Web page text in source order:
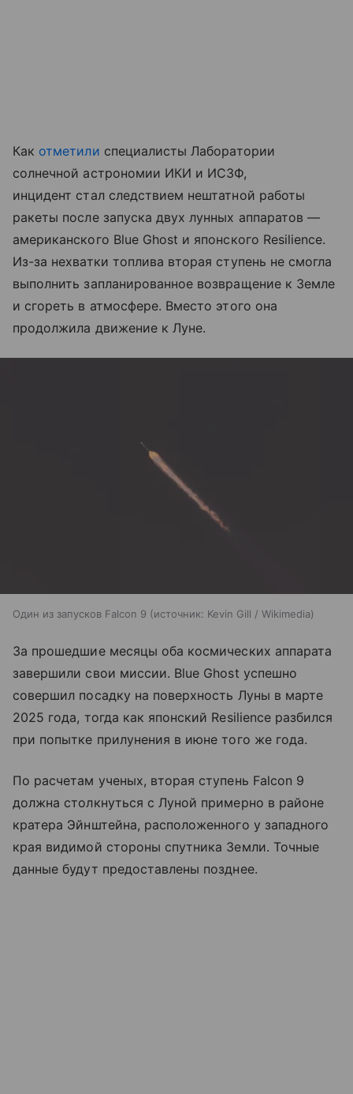
Как отметили специалисты Лаборатории
солнечной астрономии ИКИ и ИСЗФ,
инцидент стал следствием нештатной работы
ракеты после запуска двух лунных аппаратов —
американского Blue Ghost и японского Resilience.
Из-за нехватки топлива вторая ступень не смогла
выполнить запланированное возвращение к Земле
и сгореть в атмосфере. Вместо этого она
продолжила движение к Луне.
Один из запусков Falcon 9 источник: Kevin Gill / Wikimedia
За прошедшие месяцы оба космических аппарата
завершили свои миссии. Blue Ghost успешно
совершил посадку на поверхность Луны в марте
2025 года, тогда как японский Resilience разбился
при попытке прилунения в июне того же года.
По расчетам ученых, вторая ступень Falcon 9
должна столкнуться с Луной примерно в районе
кратера Эйнштейна, расположенного у западного
края видимой стороны спутника Земли. Точные
данные будут предоставлены позднее.